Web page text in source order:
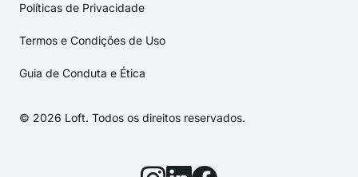
Políticas de Privacidade
Termos e Condições de Uso
Guia de Conduta e Ética
© 2026 Loft. Todos os direitos reservados.